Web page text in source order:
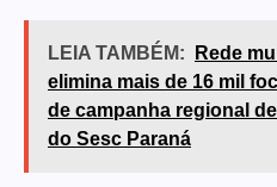
LEIA TAMBÉM:
Rede
elimina mais de 16 mil
de campanha regional
do Sesc Paraná